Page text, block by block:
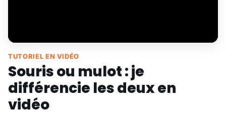
TUTORIEL EN VIDÉO
Souris ou mulot : je
différencie les deux en
vidéo